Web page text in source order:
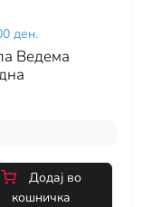
ден.
Ведема
Додај во
кошничка